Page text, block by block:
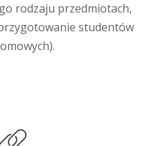
rodzaju przedmiotach,
studentów